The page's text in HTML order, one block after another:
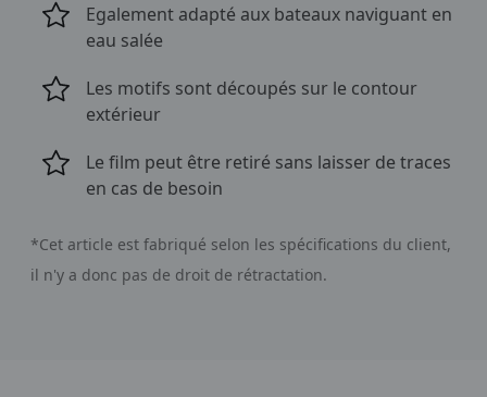
Egalement adapté aux bateaux naviguant en
eau salée
Les motifs sont découpés sur le contour
extérieur
Le film peut être retiré sans laisser de traces
en cas de besoin
*Cet article est fabriqué selon les spécifications du client,
il n'y a donc pas de droit de rétractation.